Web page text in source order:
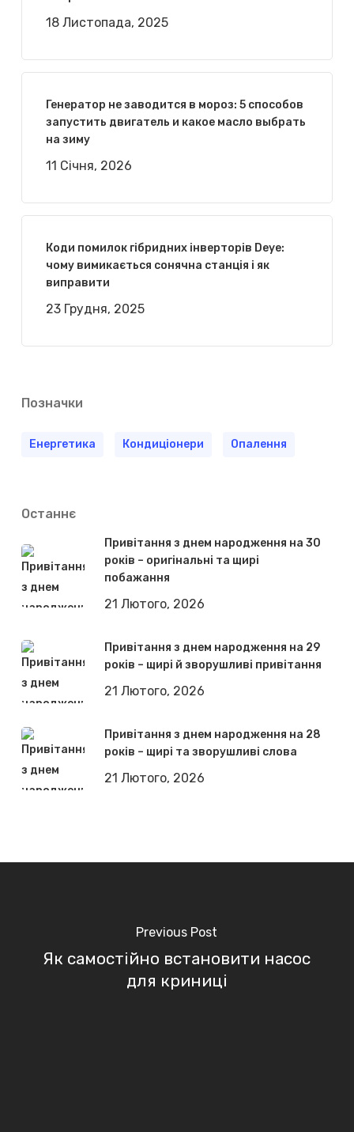
18 Листопада, 2025
Генератор не заводится в мороз: 5 способов
запустить двигатель и какое масло выбрать
на зиму
11 Січня, 2026
Коди помилок гібридних інверторів Deye:
чому вимикається сонячна станція і як
виправити
23 Грудня, 2025
Позначки
Енергетика Кондиціонери Опалення
Останнє
Привітання з днем народження на 30
років – оригінальні та щирі
побажання
21 Лютого, 2026
Привітання з днем народження на 29
років – щирі й зворушливі привітання
21 Лютого, 2026
Привітання з днем народження на 28
років – щирі та зворушливі слова
21 Лютого, 2026
Previous Post
Як самостійно встановити насос
для криниці